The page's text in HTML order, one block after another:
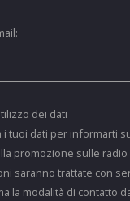
dei dati
i tuoi dati per informarti
promozione sulle
saranno trattate con
la modalità di contatto